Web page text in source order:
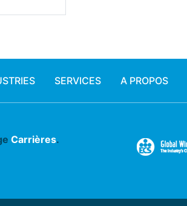
SERVICES A PROPOS
Carrières.